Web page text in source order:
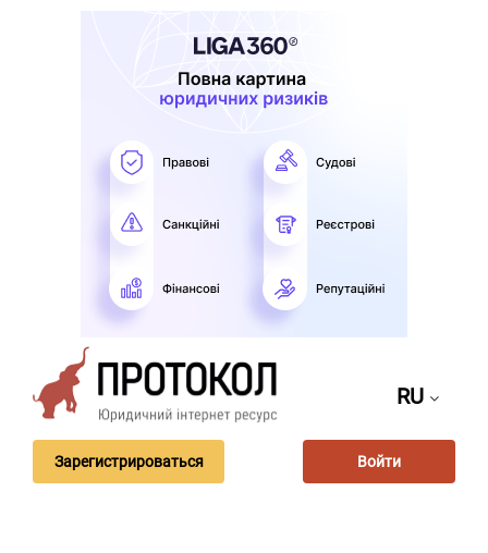
RU
Зарегистрироваться Войти